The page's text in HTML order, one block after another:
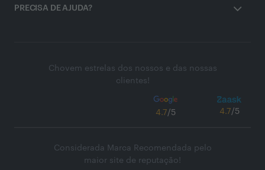
PRECISA DE AJUDA?
Chovem estrelas dos nossos e das nossas
clientes!
4.7/5 4.7/5
Considerada Marca Recomendada pelo
maior site de reputação!